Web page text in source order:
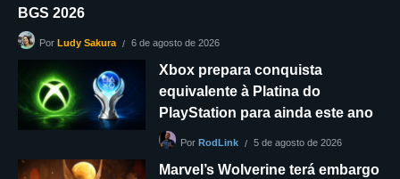
BGS 2026
Por Ludy Sakura 6 de agosto de 2026
Xbox prepara conquista
equivalente à Platina do
PlayStation para ainda este ano
Por RodLink 5 de agosto de 2026
Marvel’s Wolverine terá embargo